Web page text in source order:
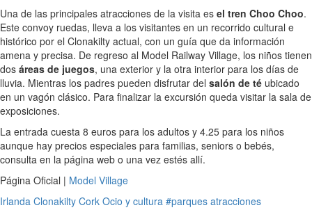
Una de las principales atracciones de la visita es el tren Choo Choo.
Este convoy ruedas, lleva a los visitantes en un recorrido cultural e
histórico por el Clonakilty actual, con un guía que da información
amena y precisa. De regreso al Model Railway Village, los niños tienen
dos áreas de juegos, una exterior y la otra interior para los días de
lluvia. Mientras los padres pueden disfrutar del salón de té ubicado
en un vagón clásico. Para finalizar la excursión queda visitar la sala de
exposiciones.
La entrada cuesta 8 euros para los adultos y 4.25 para los niños
aunque hay precios especiales para familias, seniors o bebés,
consulta en la página web o una vez estés allí.
Página Oficial | Model Village
Irlanda Clonakilty Cork Ocio y cultura #parques atracciones